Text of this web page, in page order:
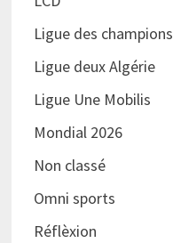
Ligue des champions
Ligue deux Algérie
Ligue Une Mobilis
Mondial 2026
Non classé
Omni sports
Réflèxion